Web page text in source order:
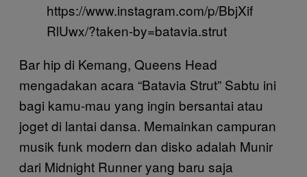
https://www.instagram.com/p/BbjXif
RlUwx/?taken-by=batavia.strut
Bar hip di Kemang, Queens Head
mengadakan acara “Batavia Strut” Sabtu ini
bagi kamu-mau yang ingin bersantai atau
joget di lantai dansa. Memainkan campuran
musik funk modern dan disko adalah Munir
dari Midnight Runner yang baru saja